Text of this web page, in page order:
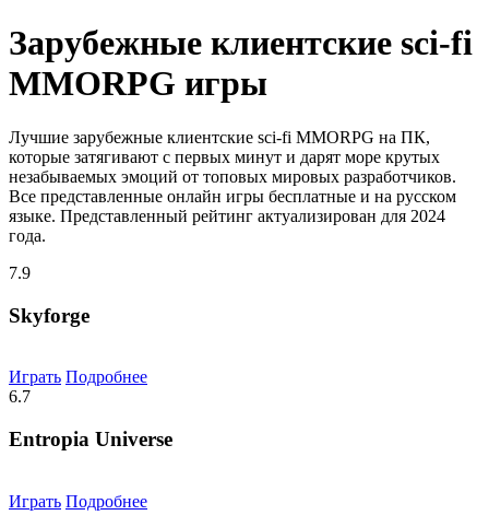
Зарубежные клиентские sci-fi
MMORPG игры
Лучшие зарубежные клиентские sci-fi MMORPG на ПК,
которые затягивают с первых минут и дарят море крутых
незабываемых эмоций от топовых мировых разработчиков.
Все представленные онлайн игры бесплатные и на русском
языке. Представленный рейтинг актуализирован для 2024
года.
7.9
Skyforge
Играть Подробнее
6.7
Entropia Universe
Играть Подробнее